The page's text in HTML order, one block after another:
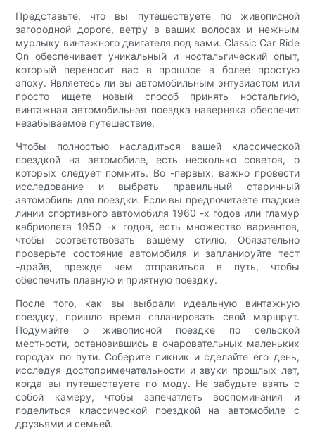
Представьте, что вы путешествуете по живописной
загородной дороге, ветру в ваших волосах и нежным
мурлыку винтажного двигателя под вами. Classic Car Ride
On обеспечивает уникальный и ностальгический опыт,
который переносит вас в прошлое в более простую
эпоху. Являетесь ли вы автомобильным энтузиастом или
просто ищете новый способ принять ностальгию,
винтажная автомобильная поездка наверняка обеспечит
незабываемое путешествие.
Чтобы полностью насладиться вашей классической
поездкой на автомобиле, есть несколько советов, о
которых следует помнить. Во -первых, важно провести
исследование и выбрать правильный старинный
автомобиль для поездки. Если вы предпочитаете гладкие
линии спортивного автомобиля 1960 -х годов или гламур
кабриолета 1950 -х годов, есть множество вариантов,
чтобы соответствовать вашему стилю. Обязательно
проверьте состояние автомобиля и запланируйте тест
-драйв, прежде чем отправиться в путь, чтобы
обеспечить плавную и приятную поездку.
После того, как вы выбрали идеальную винтажную
поездку, пришло время спланировать свой маршрут.
Подумайте о живописной поездке по сельской
местности, остановившись в очаровательных маленьких
городах по пути. Соберите пикник и сделайте его день,
исследуя достопримечательности и звуки прошлых лет,
когда вы путешествуете по моду. Не забудьте взять с
собой камеру, чтобы запечатлеть воспоминания и
поделиться классической поездкой на автомобиле с
друзьями и семьей.